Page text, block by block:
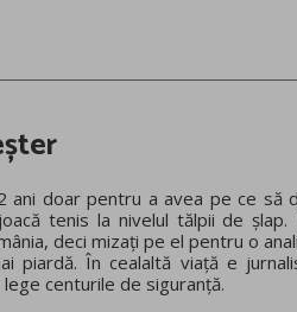
ani doar pentru a avea pe ce să
tenis la nivelul tălpii de
deci mizați pe el pentru o
piardă. În cealaltă viață e
centurile de siguranță.